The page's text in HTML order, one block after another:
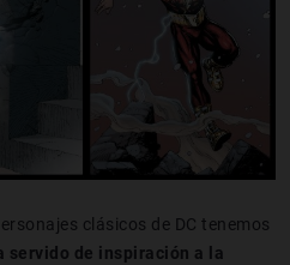
clásicos de DC tenemos
servido de inspiración a la